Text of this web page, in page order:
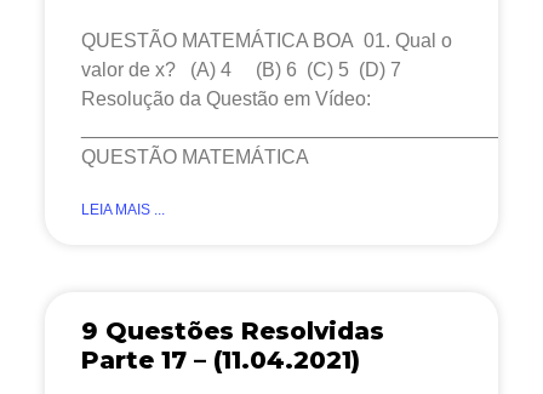
QUESTÃO MATEMÁTICA BOA 01. Qual o
valor de x? (A) 4 (B) 6 (C) 5 (D) 7
Resolução da Questão em Vídeo:
QUESTÃO MATEMÁTICA
LEIA MAIS ...
9 Questões Resolvidas
Parte 17 – (11.04.2021)